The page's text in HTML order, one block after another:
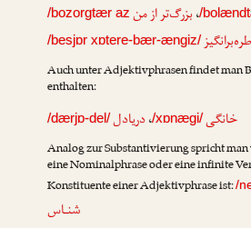
/،بزرگ‌تر از من /bozorgtær az
/besjɒr xɒtere-bær-ængiz/
Auch unter Adjektivphrasen findet man
enthalten:
خانگی/xɒnægi/،دریادل/dærjɒ-del/
Analog zur Substantivierung spricht
eine Nominalphrase oder eine infinite
Konstituente einer Adjektivphrase ist:/
شنـاس